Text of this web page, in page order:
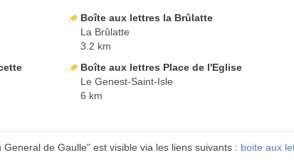
Boîte aux lettres la Brûlatte
La Brûlatte
3.2 km
Boîte aux lettres Place de l'Eglise
Le Genest-Saint-Isle
6 km
de Gaulle" est visible via les liens suivants : boite aux